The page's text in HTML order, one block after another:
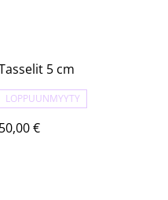
5 cm
LOPPUUNMYYTY
50,00 €